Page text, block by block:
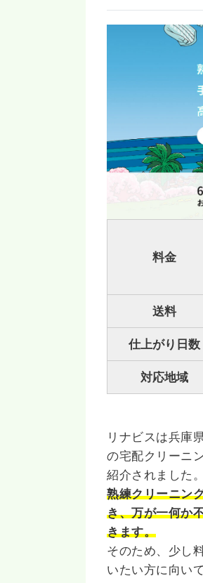
料金
送料
仕上がり日数
対応地域
リナビスは兵庫
の宅配クリーニ
紹介されました。
熟練クリーニン
き、万が一何か
きます。
そのため、少し
いたい方に向い